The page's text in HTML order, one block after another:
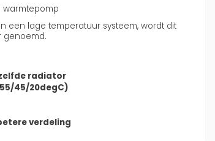
warmtepomp
een lage temperatuur systeem, wordt dit
genoemd.
radiator
45/20degC)
verdeling